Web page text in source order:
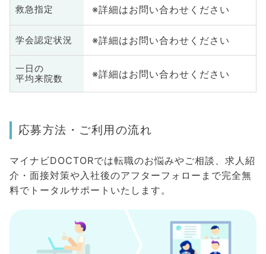
救急指定 ※詳細はお問い合わせください
学会認定状況 ※詳細はお問い合わせください
一日の
平均来院数
※詳細はお問い合わせください
応募方法・ご利用の流れ
マイナビDOCTORでは転職のお悩みやご相談、求人紹
介・面接対策や入社後のアフターフォローまで完全無
料でトータルサポートいたします。